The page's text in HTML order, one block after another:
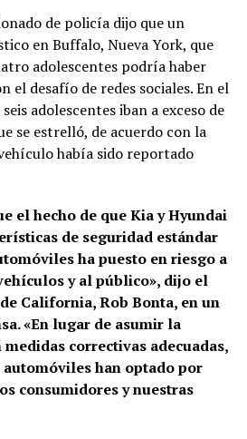
de policía dijo que un
en Buffalo, Nueva York, que
adolescentes podría haber
el desafío de redes sociales. En el
adolescentes iban a exceso de
se estrelló, de acuerdo con la
había sido reportado
el hecho de que Kia y Hyundai
de seguridad estándar
ha puesto en riesgo a
y al público», dijo el
California, Rob Bonta, en un
«En lugar de asumir la
correctivas adecuadas,
han optado por
consumidores y nuestras